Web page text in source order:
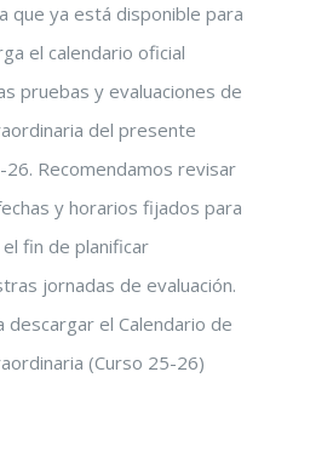
que ya está disponible para
el calendario oficial
pruebas y evaluaciones de
del presente
26. Recomendamos revisar
y horarios fijados para
fin de planificar
jornadas de evaluación.
descargar el Calendario de
(Curso 25-26)